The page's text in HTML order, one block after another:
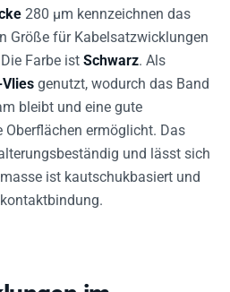
280 µm kennzeichnen das
Größe für Kabelsatzwicklungen
Farbe ist Schwarz. Als
Vlies genutzt, wodurch das Band
bleibt und eine gute
ermöglicht. Das
und lässt sich
ist kautschukbasiert und